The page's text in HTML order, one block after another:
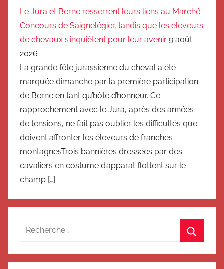
Le Jura et Berne resserrent leurs liens au Marché-
Concours de Saignelégier, tandis que les éleveurs
de chevaux s’inquiètent pour leur avenir 9 août
2026
La grande fête jurassienne du cheval a été
marquée dimanche par la première participation
de Berne en tant qu’hôte d’honneur. Ce
rapprochement avec le Jura, après des années
de tensions, ne fait pas oublier les difficultés que
doivent affronter les éleveurs de franches-
montagnesTrois bannières dressées par des
cavaliers en costume d’apparat flottent sur le
champ […]
Recherche
: